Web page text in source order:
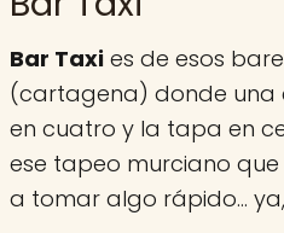
Bar Taxi es de esos
(cartagena) donde una
en cuatro y la tapa en
ese tapeo murciano
a tomar algo rápido…